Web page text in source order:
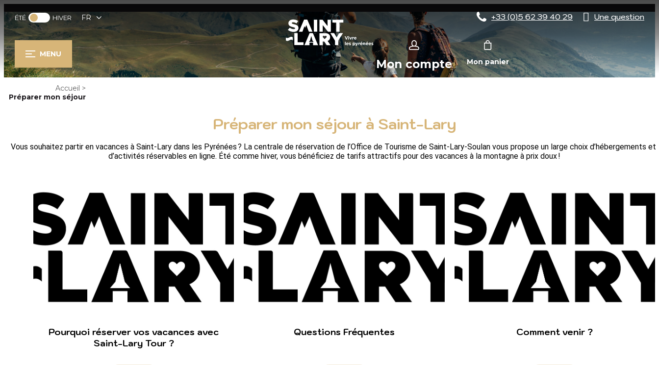
ÉTÉ HIVER FR +33 (0)5 62 39 40 29 Une question
MENU
Mon compte Mon panier
Accueil >
Préparer mon séjour
Préparer mon séjour à Saint-Lary
Vous souhaitez partir en vacances à Saint-Lary dans les Pyrénées ? La centrale de réservation de l’Office de Tourisme de Saint-Lary-Soulan vous propose un large choix d’hébergements et
d’activités réservables en ligne. Été comme hiver, vous bénéficiez de tarifs attractifs pour des vacances à la montagne à prix doux !
Pourquoi réserver vos vacances avec
Saint-Lary Tour ?
Questions Fréquentes Comment venir ?